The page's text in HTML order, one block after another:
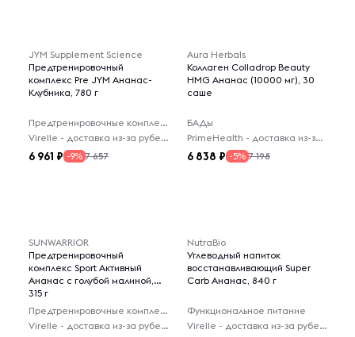
JYM Supplement Science
Предтренировочный
комплекс Pre JYM Ананас-
Клубника, 780 г
Предтренировочные комплексы
Virelle - доставка из-за рубежа
6 961 -9% 7 657
Aura Herbals
Коллаген Colladrop Beauty
HMG Ананас (10000 мг), 30
саше
БАДы
PrimeHealth - доставка из-за рубежа
6 838 -5% 7 198
SUNWARRIOR
Предтренировочный
комплекс Sport Активный
Ананас с голубой малиной,
315 г
Предтренировочные комплексы
Virelle - доставка из-за рубежа
NutraBio
Углеводный напиток
восстанавливающий Super
Carb Ананас, 840 г
Функциональное питание
Virelle - доставка из-за рубежа